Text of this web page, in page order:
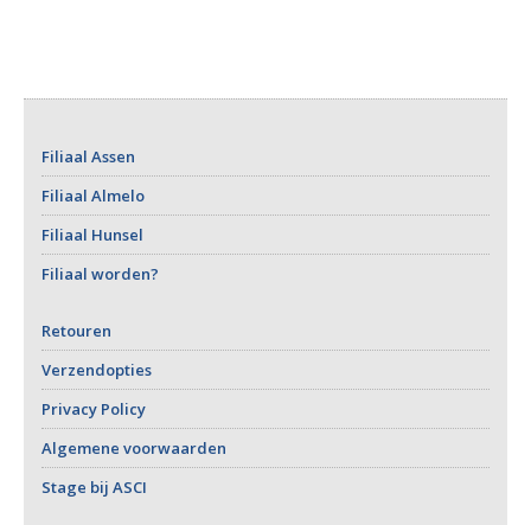
Filiaal Assen
Filiaal Almelo
Filiaal Hunsel
Filiaal worden?
Retouren
Verzendopties
Privacy Policy
Algemene voorwaarden
Stage bij ASCI